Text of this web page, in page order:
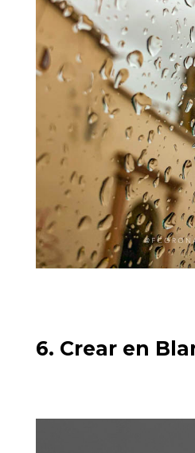
6. Crear en